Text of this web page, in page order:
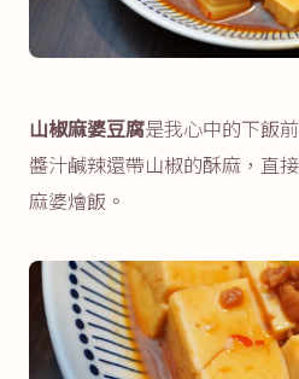
山椒麻婆豆腐是我心中的下飯
醬汁鹹辣還帶山椒的酥麻，直
麻婆燴飯。